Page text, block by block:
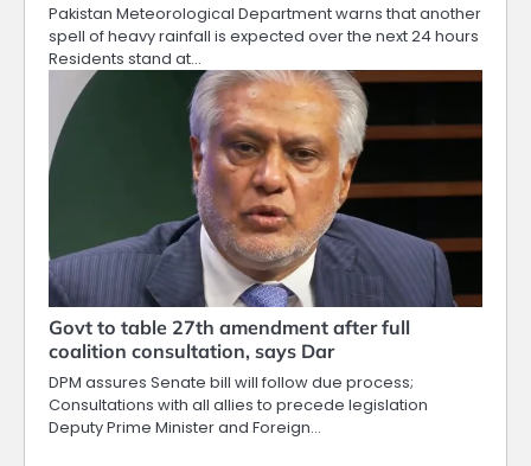
Pakistan Meteorological Department warns that another
spell of heavy rainfall is expected over the next 24 hours
Residents stand at…
Govt to table 27th amendment after full
coalition consultation, says Dar
DPM assures Senate bill will follow due process;
Consultations with all allies to precede legislation
Deputy Prime Minister and Foreign…